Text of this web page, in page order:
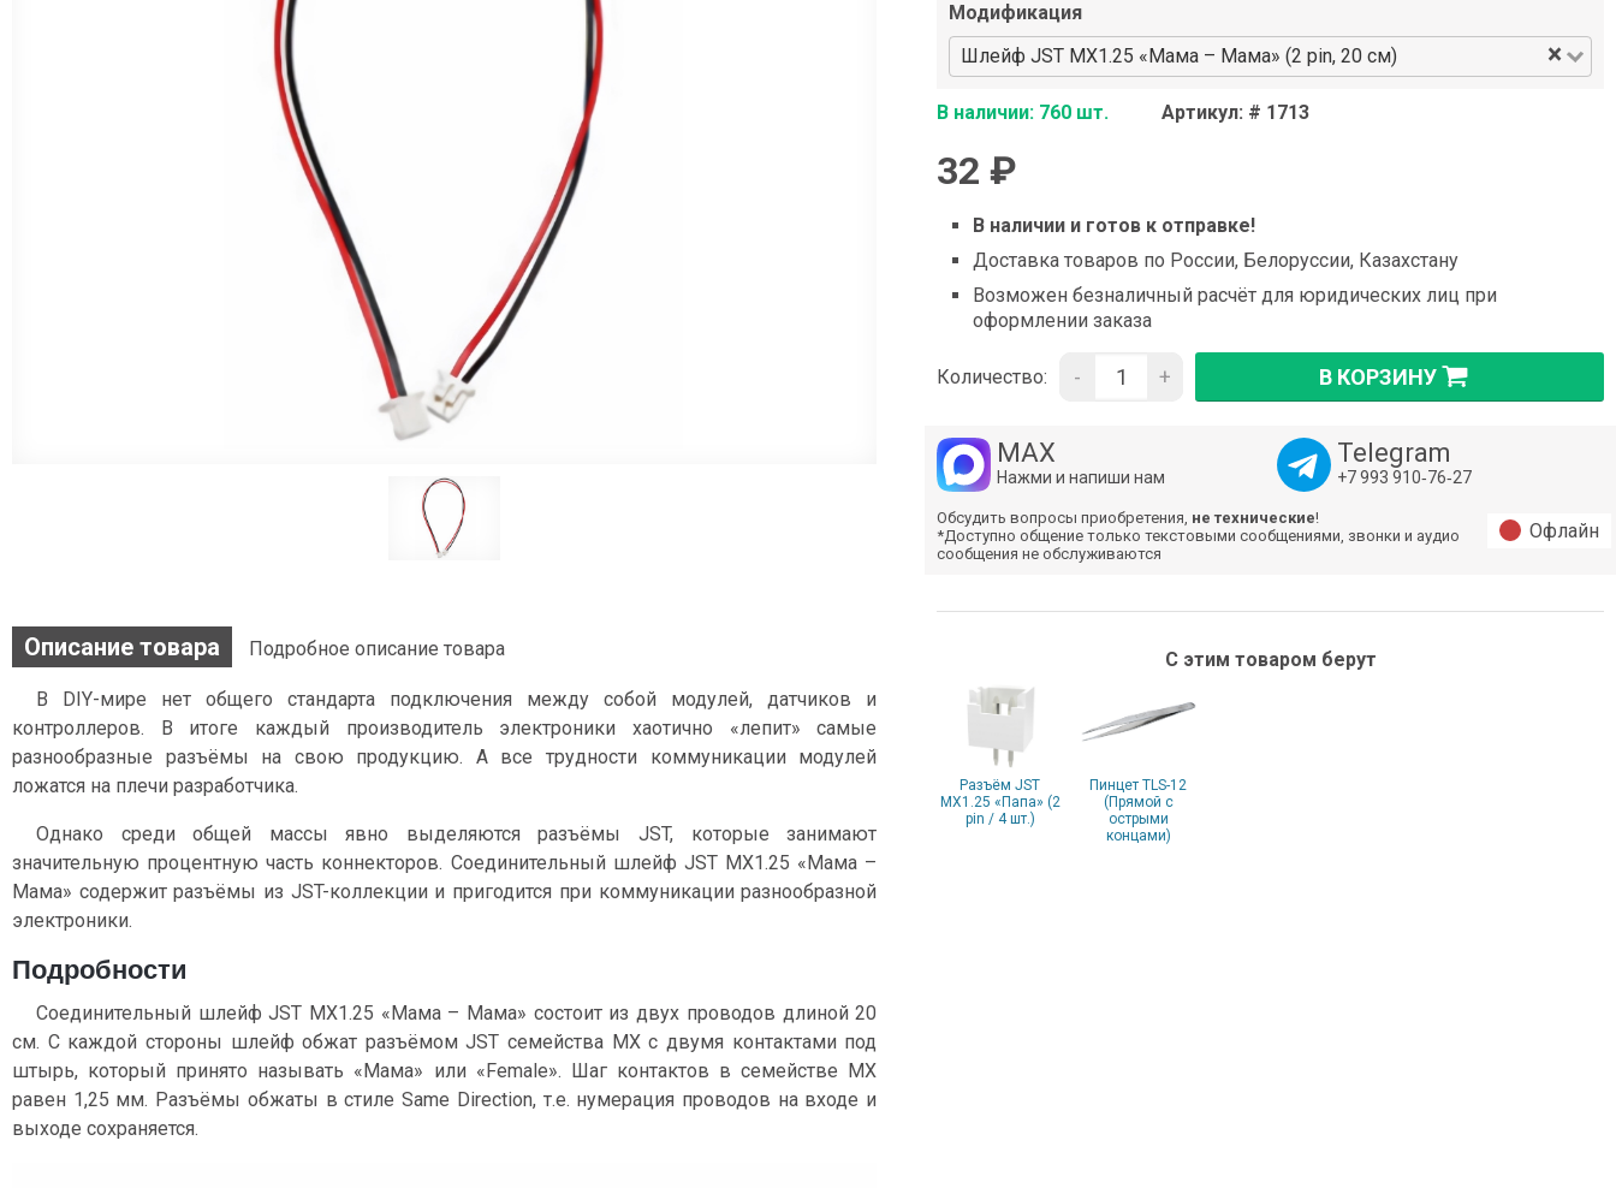
Модификация
Шлейф JST MX1.25 «Мама – Мама» (2 pin, 20 см)
×
В наличии: 760 шт. Артикул: # 1713
32 ₽
В наличии и готов к отправке!
Доставка товаров по России, Белоруссии, Казахстану
Возможен безналичный расчёт для юридических лиц при
оформлении заказа
Количество: - + В КОРЗИНУ
MAX
Нажми и напиши нам
Telegram
+7 993 910‑76‑27
Обсудить вопросы приобретения, не технические!
*Доступно общение только текстовыми сообщениями, звонки и аудио
сообщения не обслуживаются
Офлайн
С этим товаром берут
Разъём JST
MX1.25 «Папа» (2
pin / 4 шт.)
Пинцет TLS-12
(Прямой с
острыми
концами)
Описание товара Подробное описание товара
В DIY-мире нет общего стандарта подключения между собой модулей, датчиков и
контроллеров. В итоге каждый производитель электроники хаотично «лепит» самые
разнообразные разъёмы на свою продукцию. А все трудности коммуникации модулей
ложатся на плечи разработчика.
Однако среди общей массы явно выделяются разъёмы JST, которые занимают
значительную процентную часть коннекторов. Соединительный шлейф JST MX1.25 «Мама –
Мама» содержит разъёмы из JST-коллекции и пригодится при коммуникации разнообразной
электроники.
Подробности
Соединительный шлейф JST MX1.25 «Мама – Мама» состоит из двух проводов длиной 20
см. С каждой стороны шлейф обжат разъёмом JST семейства MX c двумя контактами под
штырь, который принято называть «Мама» или «Female». Шаг контактов в семействе MX
равен 1,25 мм. Разъёмы обжаты в стиле Same Direction, т.е. нумерация проводов на входе и
выходе сохраняется.